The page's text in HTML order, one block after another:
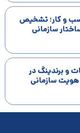
و کار؛ تشخیص
سازمانی
و برندینگ در
هویت سازمانی